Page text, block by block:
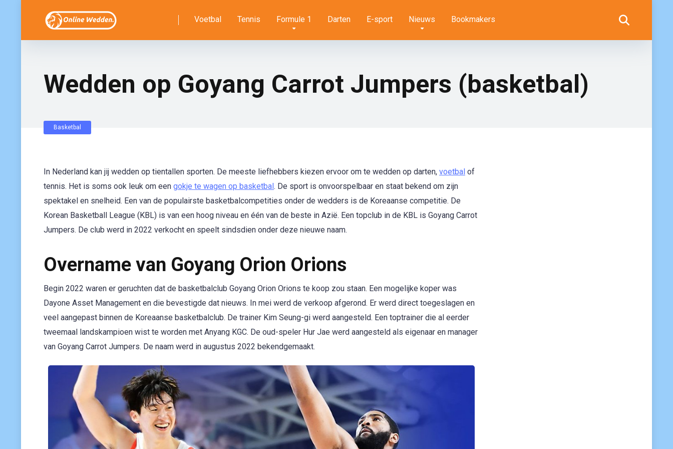
Voetbal Tennis Formule 1 Darten E-sport Nieuws Bookmakers
Wedden op Goyang Carrot Jumpers (basketbal)
Basketbal
In Nederland kan jij wedden op tientallen sporten. De meeste liefhebbers kiezen ervoor om te wedden op darten, voetbal of
tennis. Het is soms ook leuk om een gokje te wagen op basketbal. De sport is onvoorspelbaar en staat bekend om zijn
spektakel en snelheid. Een van de populairste basketbalcompetities onder de wedders is de Koreaanse competitie. De
Korean Basketball League (KBL) is van een hoog niveau en één van de beste in Azië. Een topclub in de KBL is Goyang Carrot
Jumpers. De club werd in 2022 verkocht en speelt sindsdien onder deze nieuwe naam.
Overname van Goyang Orion Orions
Begin 2022 waren er geruchten dat de basketbalclub Goyang Orion Orions te koop zou staan. Een mogelijke koper was
Dayone Asset Management en die bevestigde dat nieuws. In mei werd de verkoop afgerond. Er werd direct toegeslagen en
veel aangepast binnen de Koreaanse basketbalclub. De trainer Kim Seung-gi werd aangesteld. Een toptrainer die al eerder
tweemaal landskampioen wist te worden met Anyang KGC. De oud-speler Hur Jae werd aangesteld als eigenaar en manager
van Goyang Carrot Jumpers. De naam werd in augustus 2022 bekendgemaakt.